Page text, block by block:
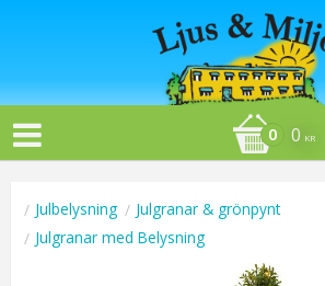
0 KR
Julbelysning
Julgranar & grönpynt
Julgranar med Belysning